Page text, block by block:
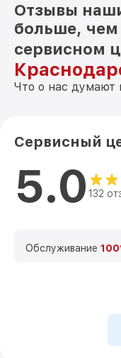
Отзывы
больше,
сервисном
Что о нас думают
Сервисный
5.0 132
Обслуживание